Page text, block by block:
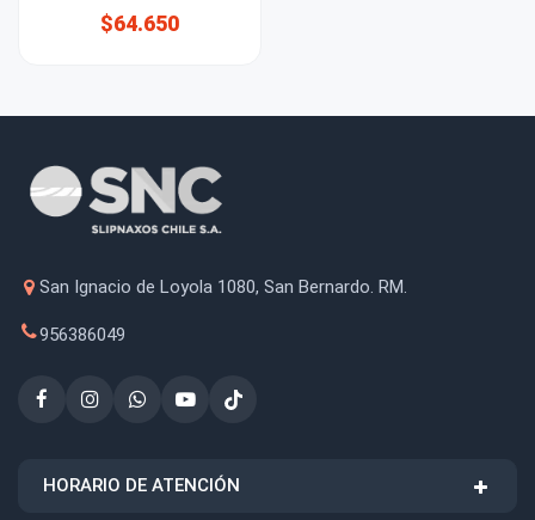
$64.650
San Ignacio de Loyola 1080, San Bernardo. RM.
956386049
HORARIO DE ATENCIÓN